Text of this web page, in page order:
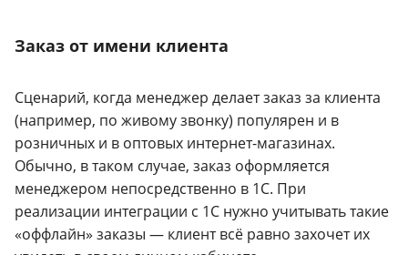
Заказ от имени клиента
Сценарий, когда менеджер делает заказ за клиента
(например, по живому звонку) популярен и в
розничных и в оптовых интернет-магазинах.
Обычно, в таком случае, заказ оформляется
менеджером непосредственно в 1С. При
реализации интеграции с 1С нужно учитывать такие
«оффлайн» заказы — клиент всё равно захочет их